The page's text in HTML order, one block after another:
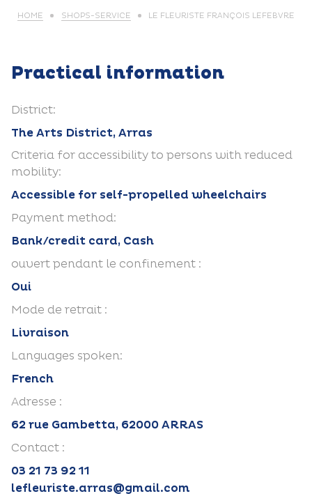
HOME SHOPS-SERVICE LE FLEURISTE FRANÇOIS LEFEBVRE
Practical information
District:
The Arts District, Arras
Criteria for accessibility to persons with reduced
mobility:
Accessible for self-propelled wheelchairs
Payment method:
Bank/credit card, Cash
ouvert pendant le confinement :
Oui
Mode de retrait :
Livraison
Languages spoken:
French
Adresse :
62 rue Gambetta, 62000 ARRAS
Contact :
03 21 73 92 11
lefleuriste.arras@gmail.com